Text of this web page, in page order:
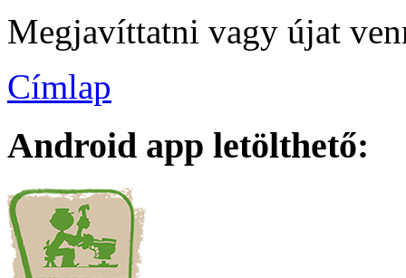
Megjavíttatni vagy újat
Címlap
Android app letölthető: